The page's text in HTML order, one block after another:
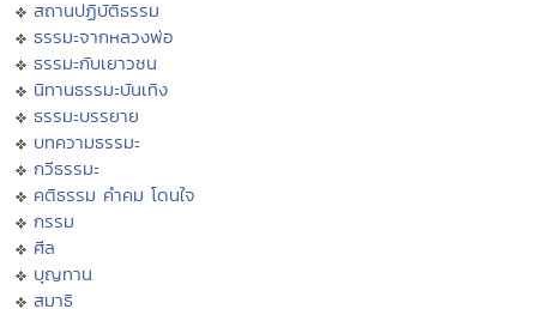
สถานปฏิบัติธรรม
ธรรมะจากหลวงพ่อ
ธรรมะกับเยาวชน
นิทานธรรมะบันเทิง
ธรรมะบรรยาย
บทความธรรมะ
กวีธรรมะ
คติธรรม คำคม โดนใจ
กรรม
ศีล
บุญทาน
สมาธิ